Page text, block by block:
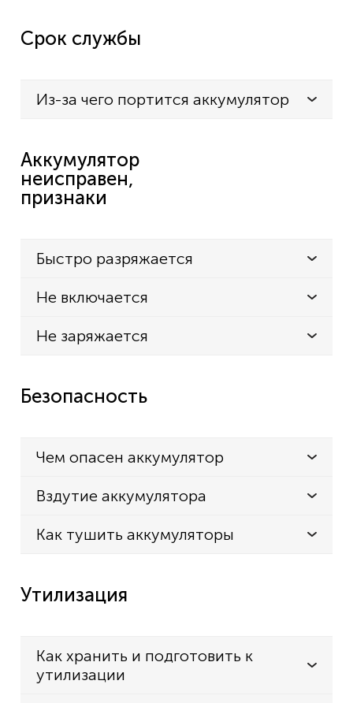
08800-000.640.00
8829 Strauchschere ContourCut
8887-20 Set Accu-Gras- und Buchsschere
ClassicCut
8890-20 Accu Grasschere ClassicCut
AGS 3680-D
KARCHER
WV2
WV2 premium
WV70 plus
M17480
M17730
MEDION
MEISTER
Срок службы
Из-за чего портится аккумулятор
Аккумулятор
неисправен,
признаки
Быстро разряжается
Не включается
Не заряжается
Безопасность
Чем опасен аккумулятор
Вздутие аккумулятора
Как тушить аккумуляторы
Утилизация
Как хранить и подготовить к
утилизации